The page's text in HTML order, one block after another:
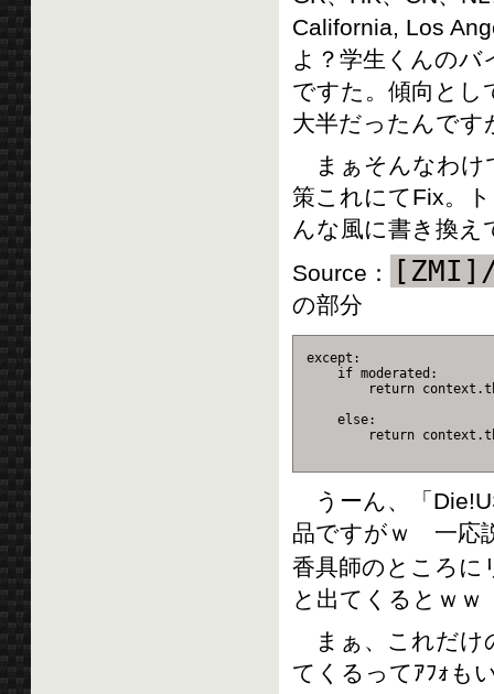
California, Los
よ？学生くんの
ですた。傾向とし
大半だったんで
まぁそんなわけ
策これにてFix。
んな風に書き換え
Source：
の部分
except:
    if moderated:
return
    else:
return
うーん、「
品ですがｗ 一応
香具師のところに
と出てくるとｗｗ
まぁ、これだけ
てくるってｱﾌｫも